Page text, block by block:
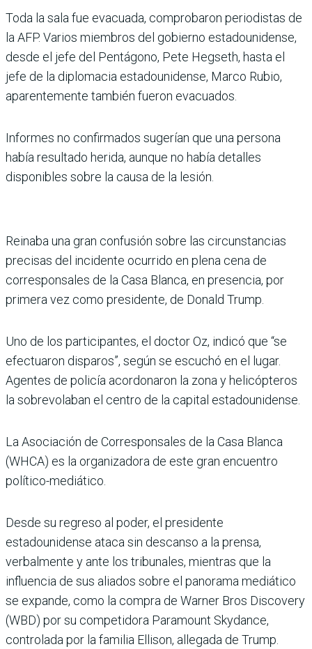
Toda la sala fue evacuada, comprobaron periodistas de
la AFP. Varios miembros del gobierno estadounidense,
desde el jefe del Pentágono, Pete Hegseth, hasta el
jefe de la diplomacia estadounidense, Marco Rubio,
aparentemente también fueron evacuados.
Informes no confirmados sugerían que una persona
había resultado herida, aunque no había detalles
disponibles sobre la causa de la lesión.
Reinaba una gran confusión sobre las circunstancias
precisas del incidente ocurrido en plena cena de
corresponsales de la Casa Blanca, en presencia, por
primera vez como presidente, de Donald Trump.
Uno de los participantes, el doctor Oz, indicó que “se
efectuaron disparos”, según se escuchó en el lugar.
Agentes de policía acordonaron la zona y helicópteros
la sobrevolaban el centro de la capital estadounidense.
La Asociación de Corresponsales de la Casa Blanca
(WHCA) es la organizadora de este gran encuentro
político-mediático.
Desde su regreso al poder, el presidente
estadounidense ataca sin descanso a la prensa,
verbalmente y ante los tribunales, mientras que la
influencia de sus aliados sobre el panorama mediático
se expande, como la compra de Warner Bros Discovery
(WBD) por su competidora Paramount Skydance,
controlada por la familia Ellison, allegada de Trump.